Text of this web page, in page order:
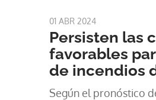
01 ABR 2024
Persisten las
favorables
de incendios
Según el pronóstico